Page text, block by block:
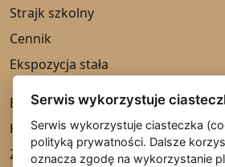
Strajk szkolny
Cennik
Ekspozycja stała
Biblioteka
Historia
Zabytki
Serwis wykorzystuje
Serwis wykorzystuje ciasteczka
polityką prywatności. Dalsze
oznacza zgodę na wykorzystanie